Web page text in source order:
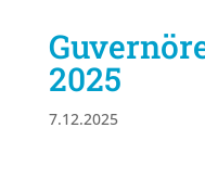
2025
7.12.2025